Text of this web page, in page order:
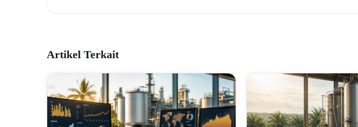
Artikel Terkait